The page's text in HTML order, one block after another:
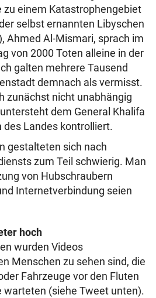
zu einem Katastrophengebiet
selbst ernannten Libyschen
Ahmed Al-Mismari, sprach im
von 2000 Toten alleine in der
galten mehrere Tausend
demnach als vermisst.
zunächst nicht unabhängig
dem General Khalifa
des Landes kontrolliert.
gestalteten sich nach
zum Teil schwierig. Man
von Hubschraubern
Internetverbindung seien
hoch
wurden Videos
Menschen zu sehen sind, die
Fahrzeuge vor den Fluten
(siehe Tweet unten).